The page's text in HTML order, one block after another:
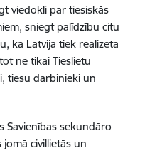
viedokli par tiesiskās
sniegt palīdzību citu
kā Latvijā tiek realizēta
ne tikai Tieslietu
tiesu darbinieki un
Savienības sekundāro
civillietās un